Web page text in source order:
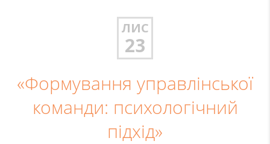
ЛИС
23
«Формування управлінської
команди: психологічний
підхід»